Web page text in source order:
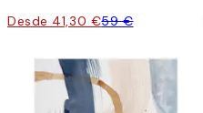
Desde 41,30 €59 €